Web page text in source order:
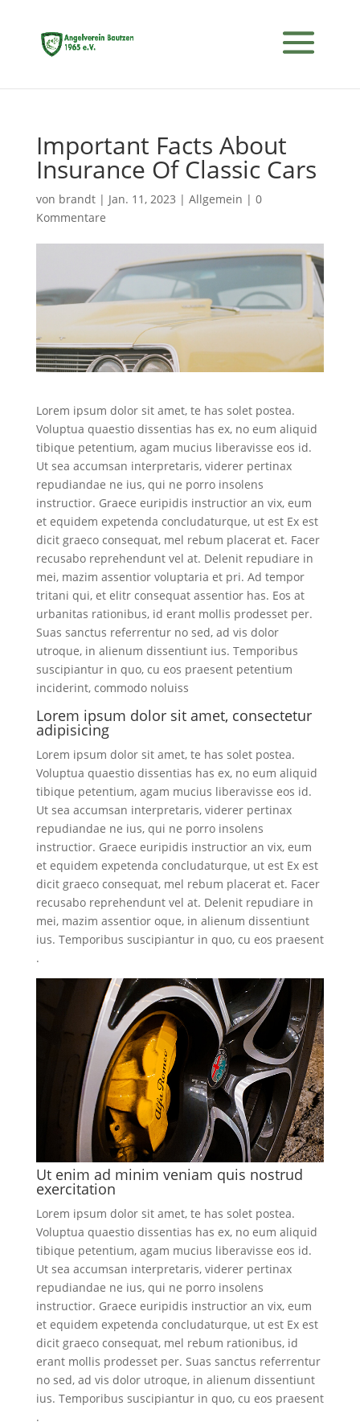
Important Facts About
Insurance Of Classic Cars
von brandt| Jan. 11, 2023 | Allgemein | 0
Kommentare
Lorem ipsum dolor sit amet, te has solet postea.
Voluptua quaestio dissentias has ex, no eum aliquid
tibique petentium, agam mucius liberavisse eos id.
Ut sea accumsan interpretaris, viderer pertinax
repudiandae ne ius, qui ne porro insolens
instructior. Graece euripidis instructior an vix, eum
et equidem expetenda concludaturque, ut est Ex est
dicit graeco consequat, mel rebum placerat et. Facer
recusabo reprehendunt vel at. Delenit repudiare in
mei, mazim assentior voluptaria et pri. Ad tempor
tritani qui, et elitr consequat assentior has. Eos at
urbanitas rationibus, id erant mollis prodesset per.
Suas sanctus referrentur no sed, ad vis dolor
utroque, in alienum dissentiunt ius. Temporibus
suscipiantur in quo, cu eos praesent petentium
inciderint, commodo noluiss
Lorem ipsum dolor sit amet, consectetur
adipisicing
Lorem ipsum dolor sit amet, te has solet postea.
Voluptua quaestio dissentias has ex, no eum aliquid
tibique petentium, agam mucius liberavisse eos id.
Ut sea accumsan interpretaris, viderer pertinax
repudiandae ne ius, qui ne porro insolens
instructior. Graece euripidis instructior an vix, eum
et equidem expetenda concludaturque, ut est Ex est
dicit graeco consequat, mel rebum placerat et. Facer
recusabo reprehendunt vel at. Delenit repudiare in
mei, mazim assentior oque, in alienum dissentiunt
ius. Temporibus suscipiantur in quo, cu eos praesent
.
Ut enim ad minim veniam quis nostrud
exercitation
Lorem ipsum dolor sit amet, te has solet postea.
Voluptua quaestio dissentias has ex, no eum aliquid
tibique petentium, agam mucius liberavisse eos id.
Ut sea accumsan interpretaris, viderer pertinax
repudiandae ne ius, qui ne porro insolens
instructior. Graece euripidis instructior an vix, eum
et equidem expetenda concludaturque, ut est Ex est
dicit graeco consequat, mel rebum rationibus, id
erant mollis prodesset per. Suas sanctus referrentur
no sed, ad vis dolor utroque, in alienum dissentiunt
ius. Temporibus suscipiantur in quo, cu eos praesent
.